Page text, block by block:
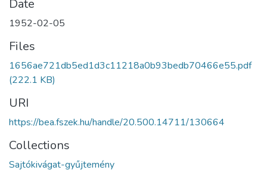
Date
1952-02-05
Files
1656ae721db5ed1d3c11218a0b93bedb70466e55.pdf
(222.1 KB)
URI
https://bea.fszek.hu/handle/20.500.14711/130664
Collections
Sajtókivágat-gyűjtemény